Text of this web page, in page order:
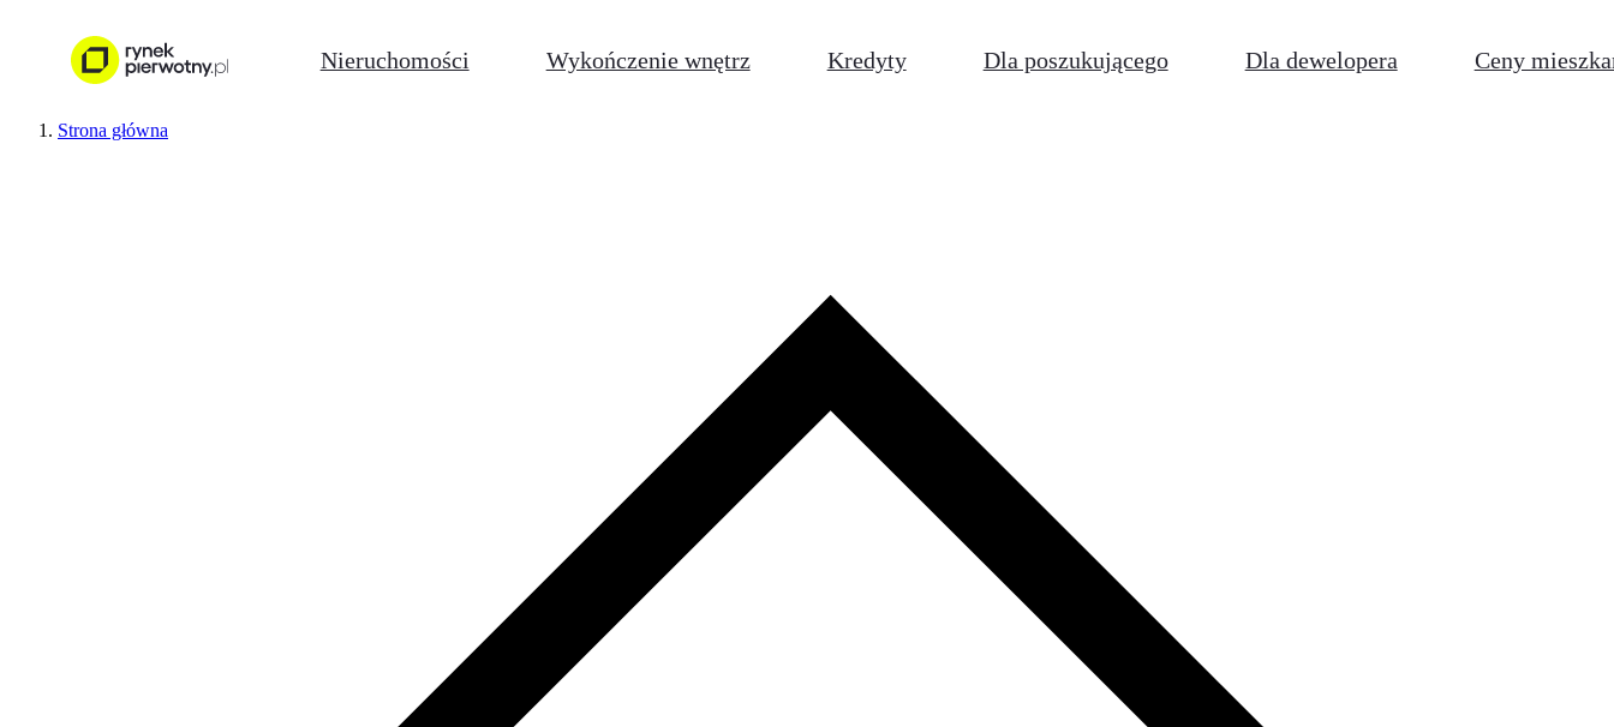
Nieruchomości Wykończenie wnętrz Kredyty Dla poszukującego Dla dewelopera Ceny
Strona główna